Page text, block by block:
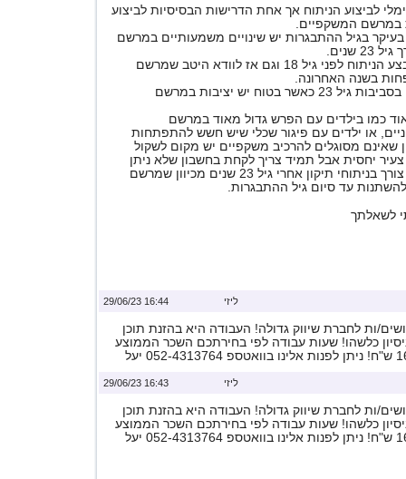
לביצוע הניתוח אך אחת הדרישות הבסיסיות לביצוע
במרשם המשקפיים.
בעיקר בגיל ההתבגרות יש שינויים משמעותיים במרשם
שנים.
מאוד מומלץ לא לבצע הניתוח לפני גיל 18 וגם אז לוודא היטב שמרשם
בשנה האחרונה.
עדיף לבצע הניתוח בסביבות גיל 23 כאשר בטוח יש יציבות במרשם
כמו בילדים עם הפרש גדול מאוד במרשם
או ילדים עם פיגור שכלי שיש חשש להתפתחות
שאינם מסוגלים להרכיב משקפיים יש מקום לשקול
צעיר יחסית אבל תמיד צריך לקחת בחשבון שלא ניתן
להבטיח שלא יהיה צורך בניתוחי תיקון אחרי גיל 23 שנים מכיוון שמרשם
עד סיום גיל ההתבגרות.
לשאלתך
16:44 29/06/23 ליזי
ות לחברת שיווק גדולה! העבודה היא בהזנת תוכן
כלשהו! שעות עבודה לפי בחירתכם השכר הממוצע
16:43 29/06/23 ליזי
ות לחברת שיווק גדולה! העבודה היא בהזנת תוכן
כלשהו! שעות עבודה לפי בחירתכם השכר הממוצע